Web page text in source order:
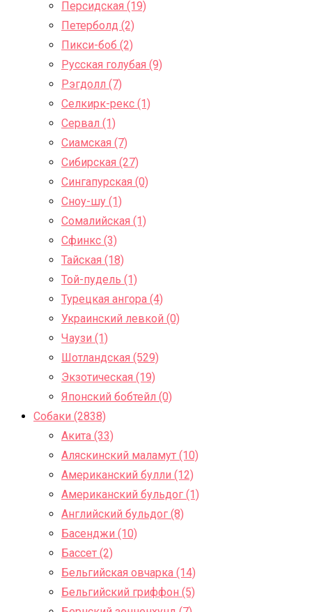
Персидская (19)
Петерболд (2)
Пикси-боб (2)
Русская голубая (9)
Рэгдолл (7)
Селкирк-рекс (1)
Сервал (1)
Сиамская (7)
Сибирская (27)
Сингапурская (0)
Сноу-шу (1)
Сомалийская (1)
Сфинкс (3)
Тайская (18)
Той-пудель (1)
Турецкая ангора (4)
Украинский левкой (0)
Чаузи (1)
Шотландская (529)
Экзотическая (19)
Японский бобтейл (0)
Собаки (2838)
Акита (33)
Аляскинский маламут (10)
Американский булли (12)
Американский бульдог (1)
Английский бульдог (8)
Басенджи (10)
Бассет (2)
Бельгийская овчарка (14)
Бельгийский гриффон (5)